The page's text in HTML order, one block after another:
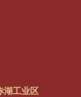
湖工业区